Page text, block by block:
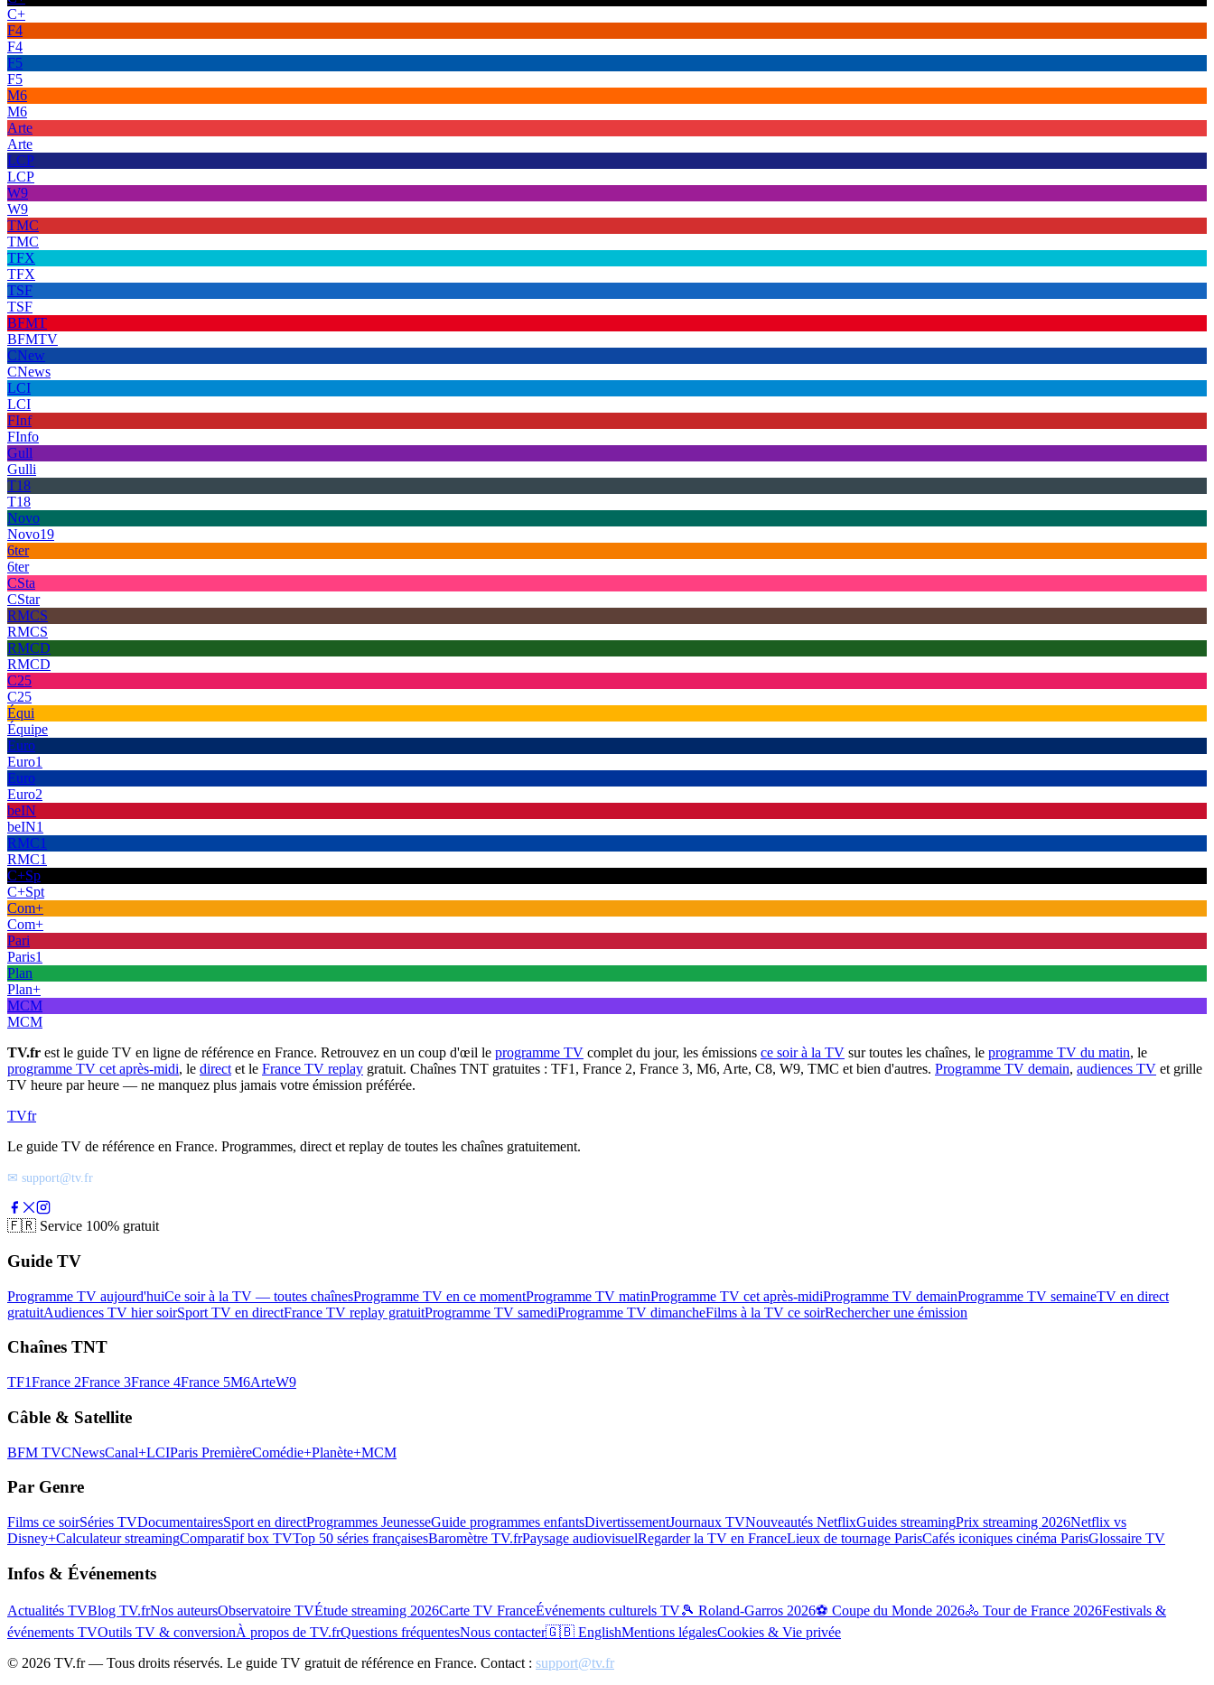
C+
F4
F4
F5
F5
M6
M6
Arte
Arte
LCP
LCP
W9
W9
TMC
TMC
TFX
TFX
TSF
TSF
BFMT
BFMTV
CNew
CNews
LCI
LCI
FInf
FInfo
Gull
Gulli
T18
T18
Novo
Novo19
6ter
6ter
CSta
CStar
RMCS
RMCS
RMCD
RMCD
C25
C25
Équi
Équipe
Euro
Euro1
Euro
Euro2
beIN
beIN1
RMC1
RMC1
C+Sp
C+Spt
Com+
Com+
Pari
Paris1
Plan
Plan+
MCM
MCM
TV.fr est le guide TV en ligne de référence en France. Retrouvez en un coup d'œil le programme TV complet du jour, les émissions ce soir à la TV sur toutes les chaînes, le programme TV du matin, le
programme TV cet après-midi, le direct et le France TV replay gratuit. Chaînes TNT gratuites : TF1, France 2, France 3, M6, Arte, C8, W9, TMC et bien d'autres. Programme TV demain, audiences TV et grille
TV heure par heure — ne manquez plus jamais votre émission préférée.
TVfr
Le guide TV de référence en France. Programmes, direct et replay de toutes les chaînes gratuitement.
✉ support@tv.fr
🇫🇷 Service 100% gratuit
Guide TV
Programme TV aujourd'huiCe soir à la TV — toutes chaînesProgramme TV en ce momentProgramme TV matinProgramme TV cet après-midiProgramme TV demainProgramme TV semaineTV en direct
gratuitAudiences TV hier soirSport TV en directFrance TV replay gratuitProgramme TV samediProgramme TV dimancheFilms à la TV ce soirRechercher une émission
Chaînes TNT
TF1France 2France 3France 4France 5M6ArteW9
Câble & Satellite
BFM TVCNewsCanal+LCIParis PremièreComédie+Planète+MCM
Par Genre
Films ce soirSéries TVDocumentairesSport en directProgrammes JeunesseGuide programmes enfantsDivertissementJournaux TVNouveautés NetflixGuides streamingPrix streaming 2026Netflix vs
Disney+Calculateur streamingComparatif box TVTop 50 séries françaisesBaromètre TV.frPaysage audiovisuelRegarder la TV en FranceLieux de tournage ParisCafés iconiques cinéma ParisGlossaire TV
Infos & Événements
Actualités TVBlog TV.frNos auteursObservatoire TVÉtude streaming 2026Carte TV FranceÉvénements culturels TV🎾 Roland-Garros 2026⚽ Coupe du Monde 2026🚴 Tour de France 2026Festivals &
événements TVOutils TV & conversionÀ propos de TV.frQuestions fréquentesNous contacter🇬🇧 EnglishMentions légalesCookies & Vie privée
© 2026 TV.fr — Tous droits réservés. Le guide TV gratuit de référence en France. Contact : support@tv.fr